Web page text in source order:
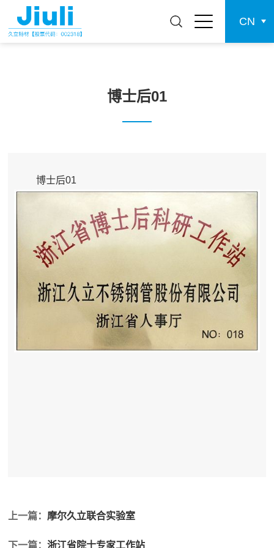
CN
博士后01
博士后01
上一篇： 摩尔久立联合实验室
下一篇：浙江省院士专家工作站